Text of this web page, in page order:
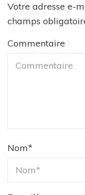
Votre adresse e-
champs
Commentaire
Nom*